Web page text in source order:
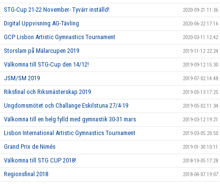
STG-Cup 21-22 November- Tyvärr inställd! 2020-09-21 11:36
Digital Uppvisning AG-Tävling 2020-06-22 17:16
GCP Lisbon Artistic Gymnastics Tournament 2020-03-11 12:42
Storslam på Mälarcupen 2019 2019-11-12 22:24
Välkomna till STG-Cup den 14/12! 2019-09-12 15:30
JSM/SM 2019 2019-07-02 14:48
Riksfinal och Riksmästerskap 2019 2019-05-13 17:25
Ungdomsmötet och Challange Eskilstuna 27/4-19 2019-05-02 11:34
Välkomna till en helg fylld med gymnastik 30-31 mars 2019-03-12 19:21
Lisbon International Artistic Gymnastics Tournament 2019-03-05 20:50
Grand Prix de Nimés 2019-01-30 10:11
Välkomna till STG CUP 2018! 2018-10-05 17:28
Regionsfinal 2018 2018-04-07 19:07